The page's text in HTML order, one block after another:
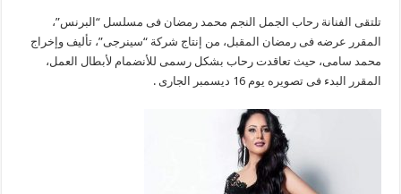
7سنوات
تلتقى الفنانة رحاب الجمل النجم محمد رمضان فى مسلسل “البرنس”،
المقرر عرضه فى رمضان المقبل، من إنتاج شركة “سينرجى”، تأليف وإخراج
محمد سامى، حيث تعاقدت رحاب بشكل رسمى للأنضمام لأبطال العمل،
المقرر البدء فى تصويره يوم 16 ديسمبر الجارى .